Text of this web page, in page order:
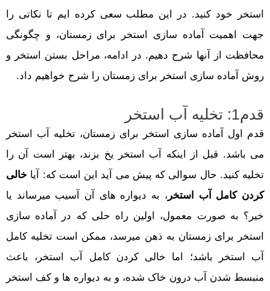
استخر خود کنید. در این مطلب سعی کرده ایم تا نکاتی را
جهت اهمیت آماده سازی استخر برای زمستان، و چگونگی
محافظت از آنها شرح دهیم. در ادامه، مراحل بستن استخر و
روش آماده سازی استخر برای زمستان را شرح خواهیم داد.
قدم1: تخلیه آب استخر
قدم اول آماده سازی استخر برای زمستان، تخلیه آب استخر
می باشد. قبل از اینکه آب استخر یخ بزند، بهتر است آن را
تخلیه کنید. حال سوالی که پیش می آید این است که: آیا خالی
کردن کامل آب استخر، به دیواره های آن آسیب میرساند یا
خیر؟ به صورت معمول، اولین راه حلی که در آماده سازی
استخر برای زمستان به ذهن میرسد، ممکن است تخلیه کامل
آب استخر باشد؛ اما خالی کردن کامل آب استخر، باعث
منبسط شدن آب درون خاک شده، و به دیواره ها و کف استخر